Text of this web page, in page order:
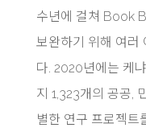
수년에 걸쳐 Book
보완하기 위해 여러
다. 2020년에는 케
지 1,323개의 공공,
별한 연구 프로젝트